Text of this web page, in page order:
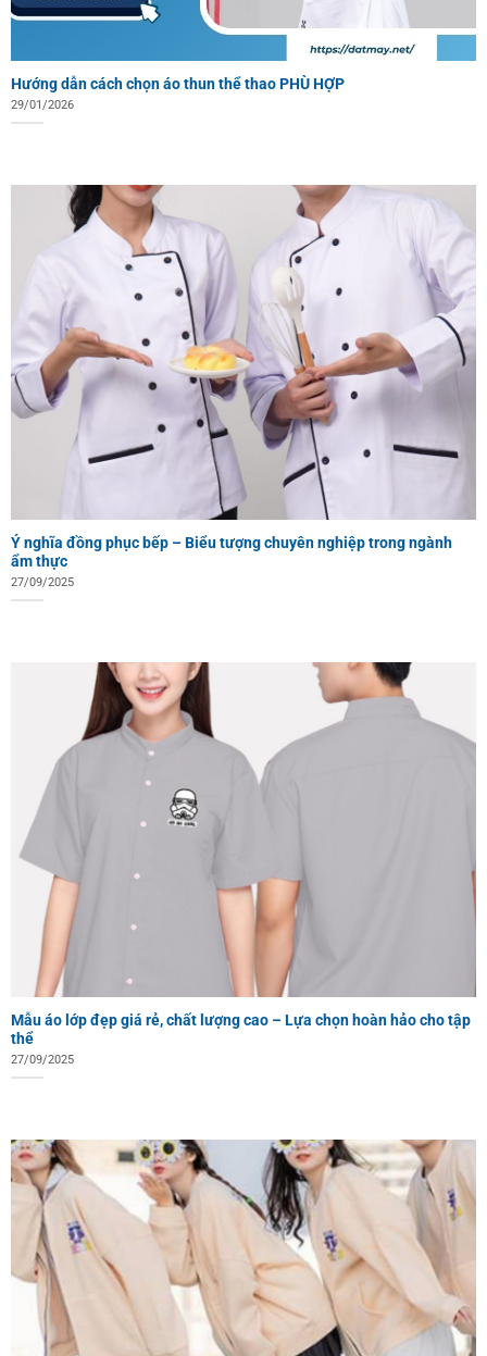
Hướng dẫn cách chọn áo thun thể thao PHÙ HỢP
29/01/2026
Ý nghĩa đồng phục bếp – Biểu tượng chuyên nghiệp trong ngành
ẩm thực
27/09/2025
Mẫu áo lớp đẹp giá rẻ, chất lượng cao – Lựa chọn hoàn hảo cho tập
thể
27/09/2025